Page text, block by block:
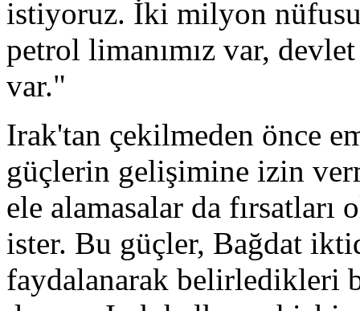
istiyoruz. İki milyon
petrol limanımız var,
var."
Irak'tan çekilmeden önce
güçlerin gelişimine izin
ele alamasalar da fırsatları
ister. Bu güçler, Bağdat
faydalanarak belirledikleri